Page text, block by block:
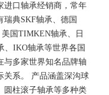
进口轴承经销商，常年
典SKF轴承、德国
国TIMKEN轴承、日
、IKO轴承等世界各国
与多家世界知名品牌轴
关系。 产品涵盖深沟球
圆柱滚子轴承等多种类